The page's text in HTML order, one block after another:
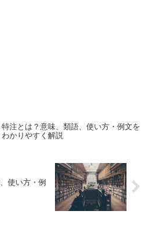
特注とは？意味、類語、使い方・例文を
わかりやすく解説
使い方・例